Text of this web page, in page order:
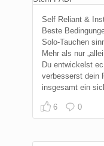
Self Reliant &
Beste
Solo-Tauchen
Mehr als nur
Du entwickelst
verbesserst dein
insgesamt ein
6 0